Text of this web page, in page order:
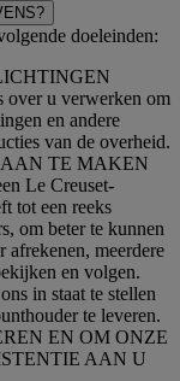
doeleinden:
over u verwerken om
en andere
van de overheid.
TE MAKEN
Le Creuset-
tot een reeks
om beter te kunnen
afrekenen, meerdere
en volgen.
in staat te stellen
te leveren.
EN OM ONZE
AAN U